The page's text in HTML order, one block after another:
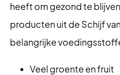
heeft om gezond te
producten uit de Schijf
belangrijke
Veel groente en fruit